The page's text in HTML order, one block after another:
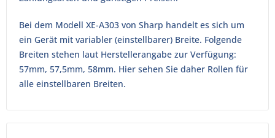
Bei dem Modell XE-A303 von Sharp handelt es sich um
ein Gerät mit variabler (einstellbarer) Breite. Folgende
Breiten stehen laut Herstellerangabe zur Verfügung:
57mm, 57,5mm, 58mm. Hier sehen Sie daher Rollen für
alle einstellbaren Breiten.